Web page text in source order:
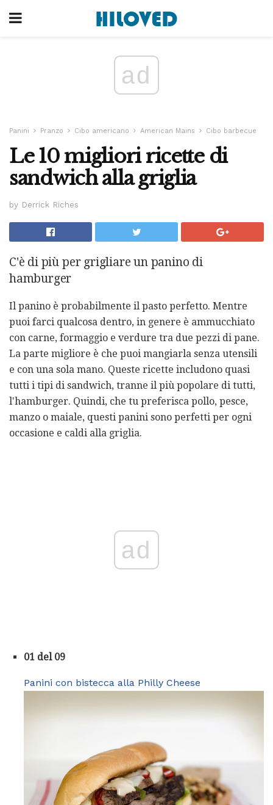
ad
Panini Pranzo Cibo americano American Mains Cibo barbecue
Le 10 migliori ricette di
sandwich alla griglia
by Derrick Riches
C'è di più per grigliare un panino di
hamburger
Il panino è probabilmente il pasto perfetto. Mentre
puoi farci qualcosa dentro, in genere è ammucchiato
con carne, formaggio e verdure tra due pezzi di pane.
La parte migliore è che puoi mangiarla senza utensili
e con una sola mano. Queste ricette includono quasi
tutti i tipi di sandwich, tranne il più popolare di tutti,
l'hamburger. Quindi, che tu preferisca pollo, pesce,
manzo o maiale, questi panini sono perfetti per ogni
occasione e caldi alla griglia.
ad
01 del 09
Panini con bistecca alla Philly Cheese